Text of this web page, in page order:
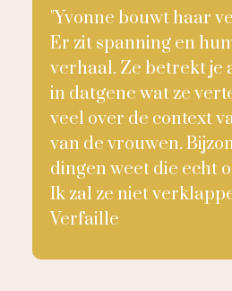
"Yvonne bouwt haar
Er zit spanning en
verhaal. Ze betrekt je
in datgene wat ze
veel over de context
van de vrouwen.
dingen weet die echt
Ik zal ze niet
Verfaille